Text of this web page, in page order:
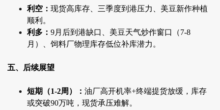
利空： 现货高库存、三季度到港压力、美豆新作种植
顺利。
利多： 9月后到港缺口、美豆天气炒作窗口（7-8
月）、饲料厂物理库存低位补库潜力。
五、后续展望
短期（1-2周）： 油厂高开机率+终端提货放缓，库存
或突破90万吨，现货承压难解。